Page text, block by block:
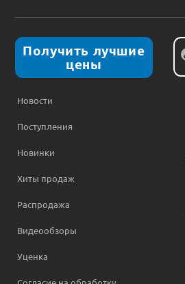
Получить лучшие
цены
Новости
Поступления
Новинки
Хиты продаж
Распродажа
Видеообзоры
Уценка